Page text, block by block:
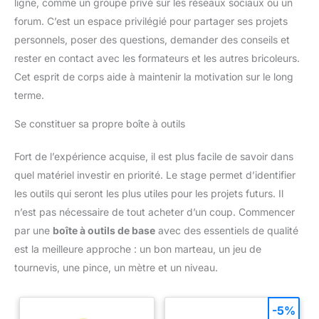
compacts ou défis stimulants
pour 4 ans. Un hit pour les 2-5
ligne, comme un groupe privé sur les réseaux sociaux ou un
forum. C’est un espace privilégié pour partager ses projets
personnels, poser des questions, demander des conseils et
rester en contact avec les formateurs et les autres bricoleurs.
Cet esprit de corps aide à maintenir la motivation sur le long
terme.
Se constituer sa propre boîte à outils
Fort de l’expérience acquise, il est plus facile de savoir dans
quel matériel investir en priorité. Le stage permet d’identifier
les outils qui seront les plus utiles pour les projets futurs. Il
n’est pas nécessaire de tout acheter d’un coup. Commencer
par une boîte à outils de base avec des essentiels de qualité
est la meilleure approche : un bon marteau, un jeu de
tournevis, une pince, un mètre et un niveau.
-5%